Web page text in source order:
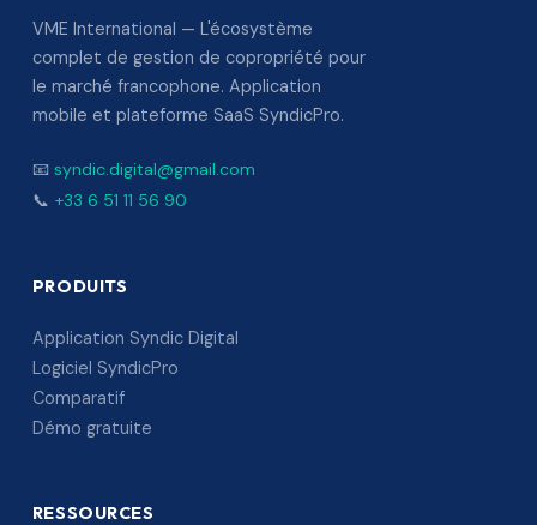
VME International — L'écosystème
complet de gestion de copropriété pour
le marché francophone. Application
mobile et plateforme SaaS SyndicPro.
📧 syndic.digital@gmail.com
📞 +33 6 51 11 56 90
PRODUITS
Application Syndic Digital
Logiciel SyndicPro
Comparatif
Démo gratuite
RESSOURCES